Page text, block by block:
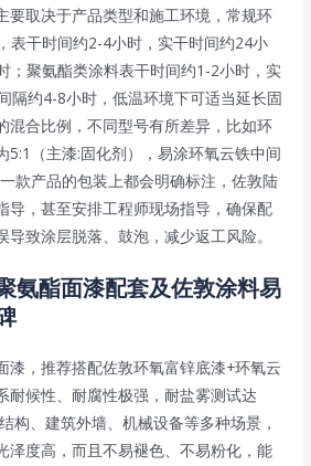
要取决于产品类型和施工环境，常规环
表干时间约2-4小时，实干时间约24小
；聚氨酯类涂料表干时间约1-2小时，实
隔约4-8小时，低温环境下可适当延长固
混合比例，不同型号有所差异，比如环
5:1（主漆:固化剂），易涂环氧云铁中间
款产品的包装上都会明确标注，佐敦陆
导，甚至安排工程师现场指导，确保配
致涂层脱落、鼓泡，减少返工风险。
氨酯面漆配套及佐敦涂料易
漆，推荐搭配佐敦环氧富锌底漆+环氧云
耐候性、耐腐性极强，耐盐雾测试达
构、建筑外墙、机械设备等多种场景，
泽度高，而且不易褪色、不易粉化，能